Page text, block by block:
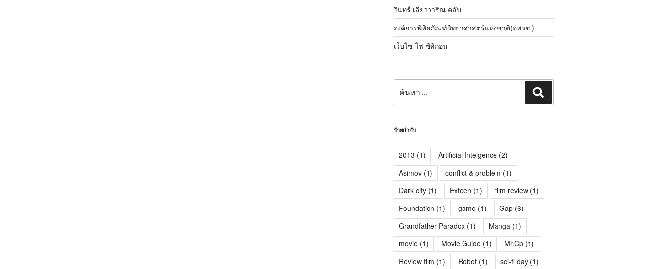
วินทร์ เลียววาริณ คลับ
องค์การพิพิธภัณฑ์วิทยาศาสตร์แห่งชาติ(อพวช.)
เว็บไซ-ไฟ ซิลิกอน
ป้ายกำกับ
2013 (1) Artificial Intelgence(2)
Asimov(1) conflict & problem (1)
Dark city(1) Exteen (1) film review(1)
Foundation (1) game(1) Gap(6)
Grandfather Paradox(1) Manga (1)
movie(1) Movie Guide(1) Mr.Cp(1)
Review film (1) Robot(1) sci-fi day(1)